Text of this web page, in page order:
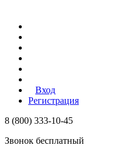
Вход
Регистрация
8 (800) 333-10-45
Звонок бесплатный